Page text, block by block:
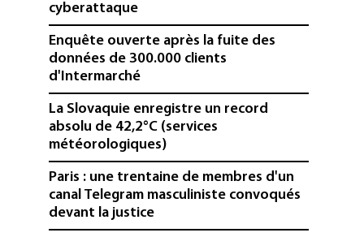
cyberattaque
Enquête ouverte après la fuite des
données de 300.000 clients
d'Intermarché
La Slovaquie enregistre un record
absolu de 42,2°C (services
météorologiques)
Paris : une trentaine de membres d'un
canal Telegram masculiniste convoqués
devant la justice